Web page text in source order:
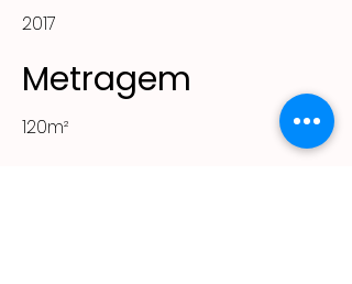
2017
Metragem
120m²